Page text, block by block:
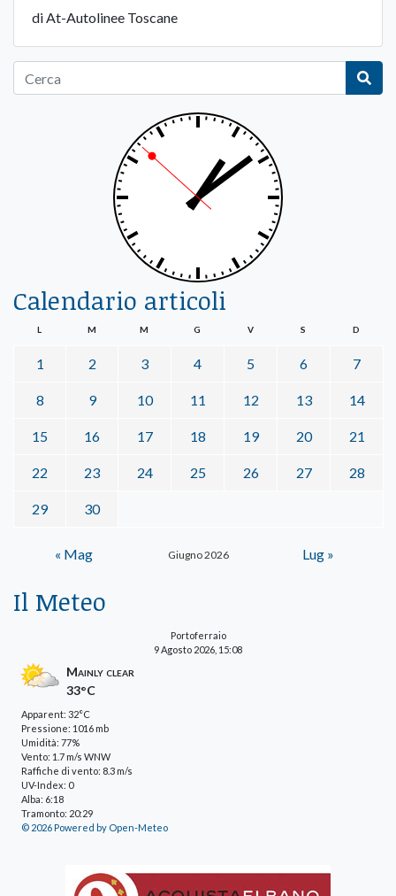
di At-Autolinee Toscane
Calendario articoli
Giugno 2026
L M M G V S D
1 2 3 4 5 6 7
8 9 10 11 12 13 14
15 16 17 18 19 20 21
22 23 24 25 26 27 28
29 30
« Mag Lug »
Il Meteo
Portoferraio
9 Agosto 2026, 15:08
Mainly clear
33°C
Apparent: 32°C
Pressione: 1016 mb
Umidità: 77%
Vento: 1.7 m/s WNW
Raffiche di vento: 8.3 m/s
UV-Index: 0
Alba: 6:18
Tramonto: 20:29
© 2026 Powered by Open-Meteo